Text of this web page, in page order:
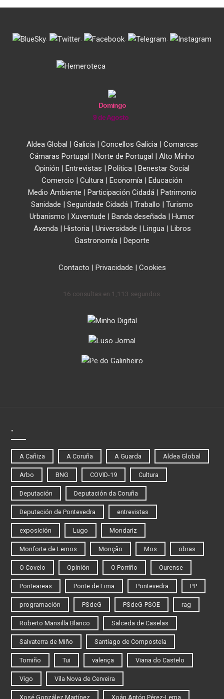
. . . .
Domingo
9 de Agosto
Aldea Global | Galicia| Concellos Galicia| Comarcas
Cámaras Portugal | Norte de Portugal | Alto Minho
Opinión | Entrevistas | Política| Benestar Social
Comercio | Cultura | Economía | Educación
Medio Ambiente | Participación Cidadá| Patrimonio
Sanidade | Seguridade Cidadá | Traballo | Turismo
Urbanismo | Xuventude | Banda deseñada | Humor
Axenda| Historia| Universidade | Lingua| Libros
Gastronomía | Deporte
Contacto | Privacidade | Cookies
16 consultas en 1,113 segundos.
.
A Cañiza A Coruña A Guarda Aldea Global
Arbo BNG COVID-19 Cultura
Deputación Deputación da Coruña
Deputación de Pontevedra entrevistas
exposición Lugo Mondariz
Monforte de Lemos Monção Mos obras
O Covelo Opinión O Porriño Ourense
Ponteareas Ponte de Lima Pontevedra PP
programación PSdeG PSdeG-PSOE rag
Roberto Mansilla Blanco Salceda de Caselas
Salvaterra de Miño Santiago de Compostela
Tomiño Tui valença Viana do Castelo
Vigo Vila Nova de Cerveira
Xosé González Martínez Xoán Antón Pérez-Lema